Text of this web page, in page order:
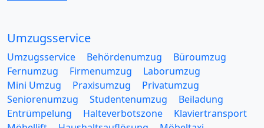
Umzugsservice
Umzugsservice Behördenumzug
Büroumzug
Fernumzug
Firmenumzug
Laborumzug
Mini Umzug
Praxisumzug
Privatumzug
Seniorenumzug
Studentenumzug
Beiladung
Entrümpelung
Halteverbotszone
Klaviertransport